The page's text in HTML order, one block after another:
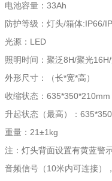
电池容量：33Ah
防护等级：灯头/箱体:IP66/
光源：LED
照明时间：聚泛8H/聚光
外形尺寸：（长*宽*高）
收缩状态：635*350*210mm
升起状态（最高）：
重量：21±1kg
注：灯头背面设置有黄蓝警
音频信号（10米内可连接）